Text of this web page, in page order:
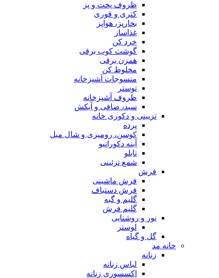
ظروف پخت و پز
کتری و قوری
بخارپز، هواپز
غذاساز
خرد کن
گوشت کوب برقی
همزن برقی
مخلوط کن
منسوجات آشپزخانه
توستر
ظروف آشپزخانه
سبد، صافی و آبکش
تزیینی و دکوری خانه
پرده
کوسن، رومیزی و شال مبل
آینه دکوراتیو
تابلو
شمع تزئینی
فرش
فرش ماشینی
فرش دستباف
گلیم و گبه
گلیم فرش
نور و روشنایی
لوستر
گل و گیاه
خانه مد
زنانه
لباس زنانه
اکسسوری زنانه